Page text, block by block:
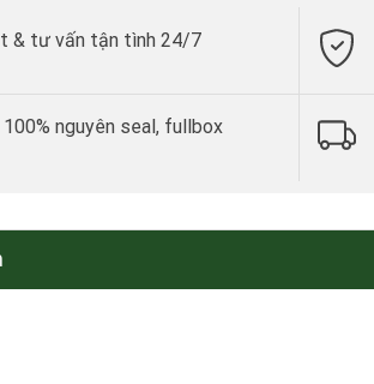
& tư vấn tận tình 24/7
nguyên seal, fullbox